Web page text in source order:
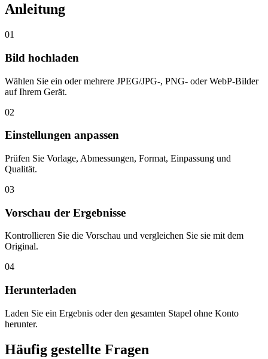
Anleitung
01
Bild hochladen
Wählen Sie ein oder mehrere JPEG/JPG-, PNG- oder WebP-Bilder
auf Ihrem Gerät.
02
Einstellungen anpassen
Prüfen Sie Vorlage, Abmessungen, Format, Einpassung und
Qualität.
03
Vorschau der Ergebnisse
Kontrollieren Sie die Vorschau und vergleichen Sie sie mit dem
Original.
04
Herunterladen
Laden Sie ein Ergebnis oder den gesamten Stapel ohne Konto
herunter.
Häufig gestellte Fragen